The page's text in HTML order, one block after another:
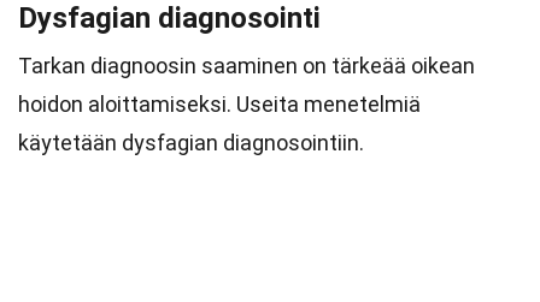
Dysfagian diagnosointi
Tarkan diagnoosin saaminen on tärkeää oikean
hoidon aloittamiseksi. Useita menetelmiä
käytetään dysfagian diagnosointiin.